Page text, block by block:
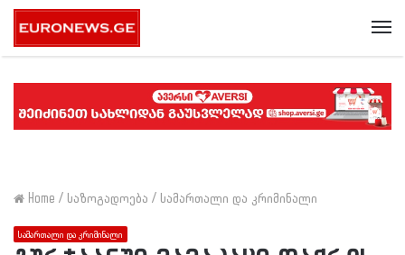
Home / საზოგადოება / სამართალი და კრიმინალი
სამართალი და კრიმინალი